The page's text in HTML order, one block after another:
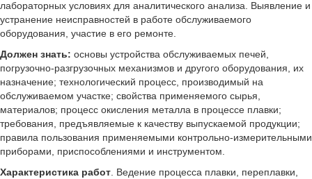
лабораторных условиях для аналитического анализа. Выявление и
устранение неисправностей в работе обслуживаемого
оборудования, участие в его ремонте.
Должен знать: основы устройства обслуживаемых печей,
погрузочно-разгрузочных механизмов и другого оборудования, их
назначение; технологический процесс, производимый на
обслуживаемом участке; свойства применяемого сырья,
материалов; процесс окисления металла в процессе плавки;
требования, предъявляемые к качеству выпускаемой продукции;
правила пользования применяемыми контрольно-измерительными
приборами, приспособлениями и инструментом.
Характеристика работ . Ведение процесса плавки, переплавки,